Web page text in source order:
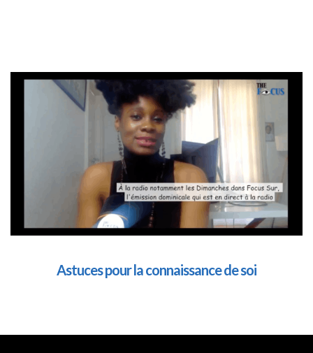
Astuces pour la connaissance de soi